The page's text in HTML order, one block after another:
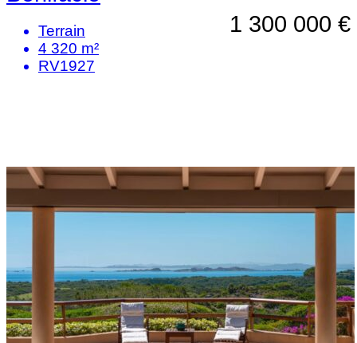
1 300 000 €
Terrain
4 320 m²
RV1927